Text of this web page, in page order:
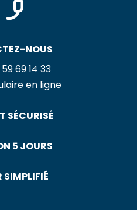
NOUS
69 14 33
en ligne
SÉCURISÉ
5 JOURS
SIMPLIFIÉ